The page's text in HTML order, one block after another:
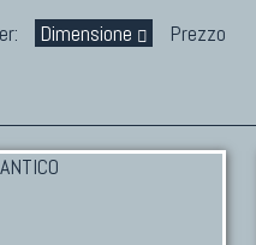
Dimensione Prezzo